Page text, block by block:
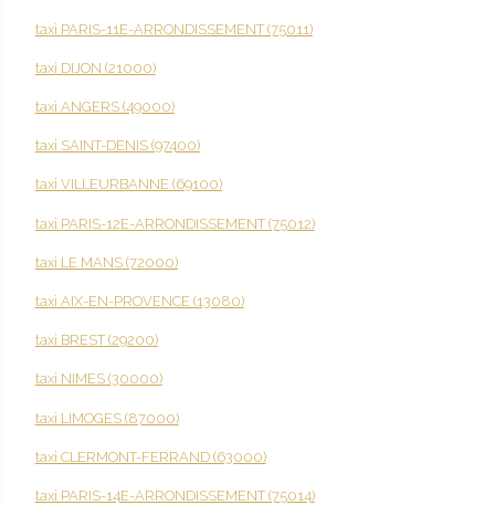
taxi PARIS-11E-ARRONDISSEMENT (75011)
taxi DIJON (21000)
taxi ANGERS (49000)
taxi SAINT-DENIS (97400)
taxi VILLEURBANNE (69100)
taxi PARIS-12E-ARRONDISSEMENT (75012)
taxi LE MANS (72000)
taxi AIX-EN-PROVENCE (13080)
taxi BREST (29200)
taxi NIMES (30000)
taxi LIMOGES (87000)
taxi CLERMONT-FERRAND (63000)
taxi PARIS-14E-ARRONDISSEMENT (75014)